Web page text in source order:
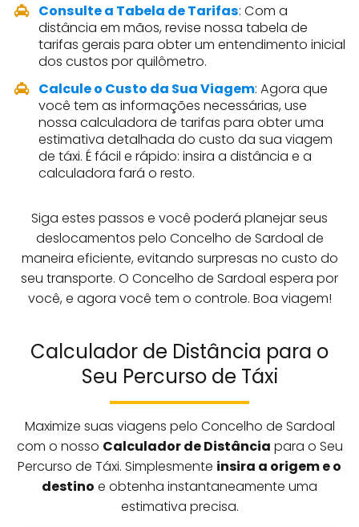
Consulte a Tabela de Tarifas: Com a
distância em mãos, revise nossa tabela de
tarifas gerais para obter um entendimento inicial
dos custos por quilômetro.
Calcule o Custo da Sua Viagem: Agora que
você tem as informações necessárias, use
nossa calculadora de tarifas para obter uma
estimativa detalhada do custo da sua viagem
de táxi. É fácil e rápido: insira a distância e a
calculadora fará o resto.
Siga estes passos e você poderá planejar seus
deslocamentos pelo Concelho de Sardoal de
maneira eficiente, evitando surpresas no custo do
seu transporte. O Concelho de Sardoal espera por
você, e agora você tem o controle. Boa viagem!
Calculador de Distância para o
Seu Percurso de Táxi
Maximize suas viagens pelo Concelho de Sardoal
com o nosso Calculador de Distância para o Seu
Percurso de Táxi. Simplesmente insira a origem e o
destino e obtenha instantaneamente uma
estimativa precisa.